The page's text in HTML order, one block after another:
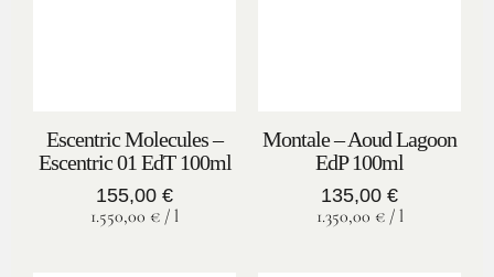
Escentric Molecules –
Escentric 01 EdT 100ml
155,00 €
1.550,00 € / l
Montale – Aoud Lagoon
EdP 100ml
135,00 €
1.350,00 €/ l